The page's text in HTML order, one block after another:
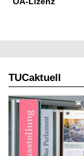
TUCaktuell